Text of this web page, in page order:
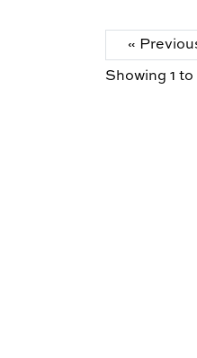
«
Showing 1 to